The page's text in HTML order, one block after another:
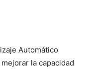
Automático
la capacidad⁣